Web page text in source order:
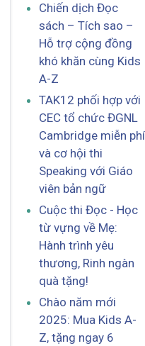
Chiến dịch Đọc
sách – Tích sao –
Hỗ trợ cộng đồng
khó khăn cùng Kids
A-Z
TAK12 phối hợp với
CEC tổ chức ĐGNL
Cambridge miễn phí
và cơ hội thi
Speaking với Giáo
viên bản ngữ
Cuộc thi Đọc - Học
từ vựng về Mẹ:
Hành trình yêu
thương, Rinh ngàn
quà tặng!
Chào năm mới
2025: Mua Kids A-
Z, tặng ngay 6